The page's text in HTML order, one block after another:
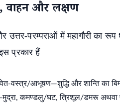
और लक्षण
उत्तर-परम्पराओं में महागौरी का रूप
प्रकार हैं—
वस्त्र/आभूषण—शुद्धि और शान्ति का
मुद्रा, कमण्डलु/घट, त्रिशूल/डमरू अथवा